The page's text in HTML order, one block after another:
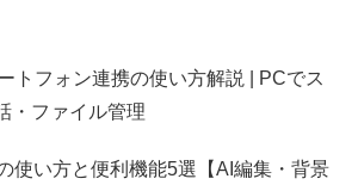
トフォン連携の使い方解説 | PCでス
・ファイル管理
使い方と便利機能5選【AI編集・背景